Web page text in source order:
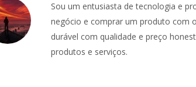
Sou um entusiasta de tecnologia e
negócio e comprar um produto com
durável com qualidade e preço
produtos e serviços.